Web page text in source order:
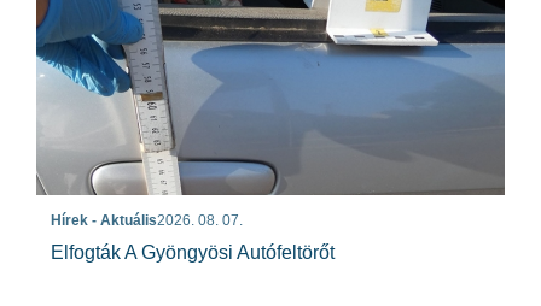
Hírek - Aktuális2026. 08. 07.
Elfogták A Gyöngyösi Autófeltörőt